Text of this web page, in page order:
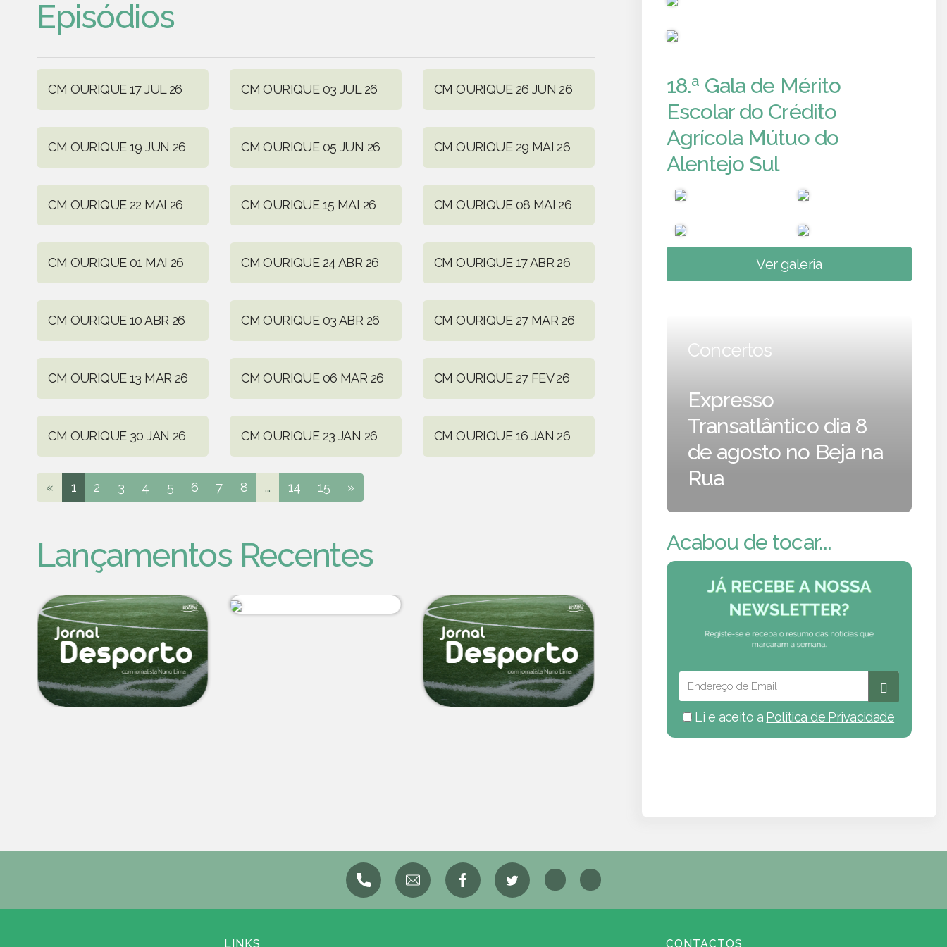
Episódios
CM OURIQUE 17 JUL 26 CM OURIQUE 03 JUL 26 CM OURIQUE 26 JUN 26
CM OURIQUE 19 JUN 26 CM OURIQUE 05 JUN 26 CM OURIQUE 29 MAI 26
CM OURIQUE 22 MAI 26 CM OURIQUE 15 MAI 26 CM OURIQUE 08 MAI 26
CM OURIQUE 01 MAI 26 CM OURIQUE 24 ABR 26 CM OURIQUE 17 ABR 26
CM OURIQUE 10 ABR 26 CM OURIQUE 03 ABR 26 CM OURIQUE 27 MAR 26
CM OURIQUE 13 MAR 26 CM OURIQUE 06 MAR 26 CM OURIQUE 27 FEV 26
CM OURIQUE 30 JAN 26 CM OURIQUE 23 JAN 26 CM OURIQUE 16 JAN 26
« 1 2 3 4 5 6 7 8 ... 14 15 »
Lançamentos Recentes
18.ª Gala de Mérito
Escolar do Crédito
Agrícola Mútuo do
Alentejo Sul
Ver galeria
Concertos
Expresso
Transatlântico dia 8
de agosto no Beja na
Rua
Acabou de tocar...
Li e aceito a Política de Privacidade
LINKS CONTACTOS